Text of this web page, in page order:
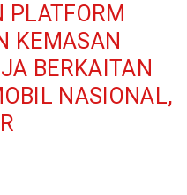
PLATFORM
KEMASAN
BERKAITAN
NASIONAL,